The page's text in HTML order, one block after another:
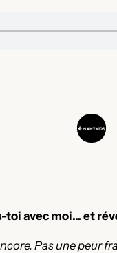
avec moi… et
Pas une peur